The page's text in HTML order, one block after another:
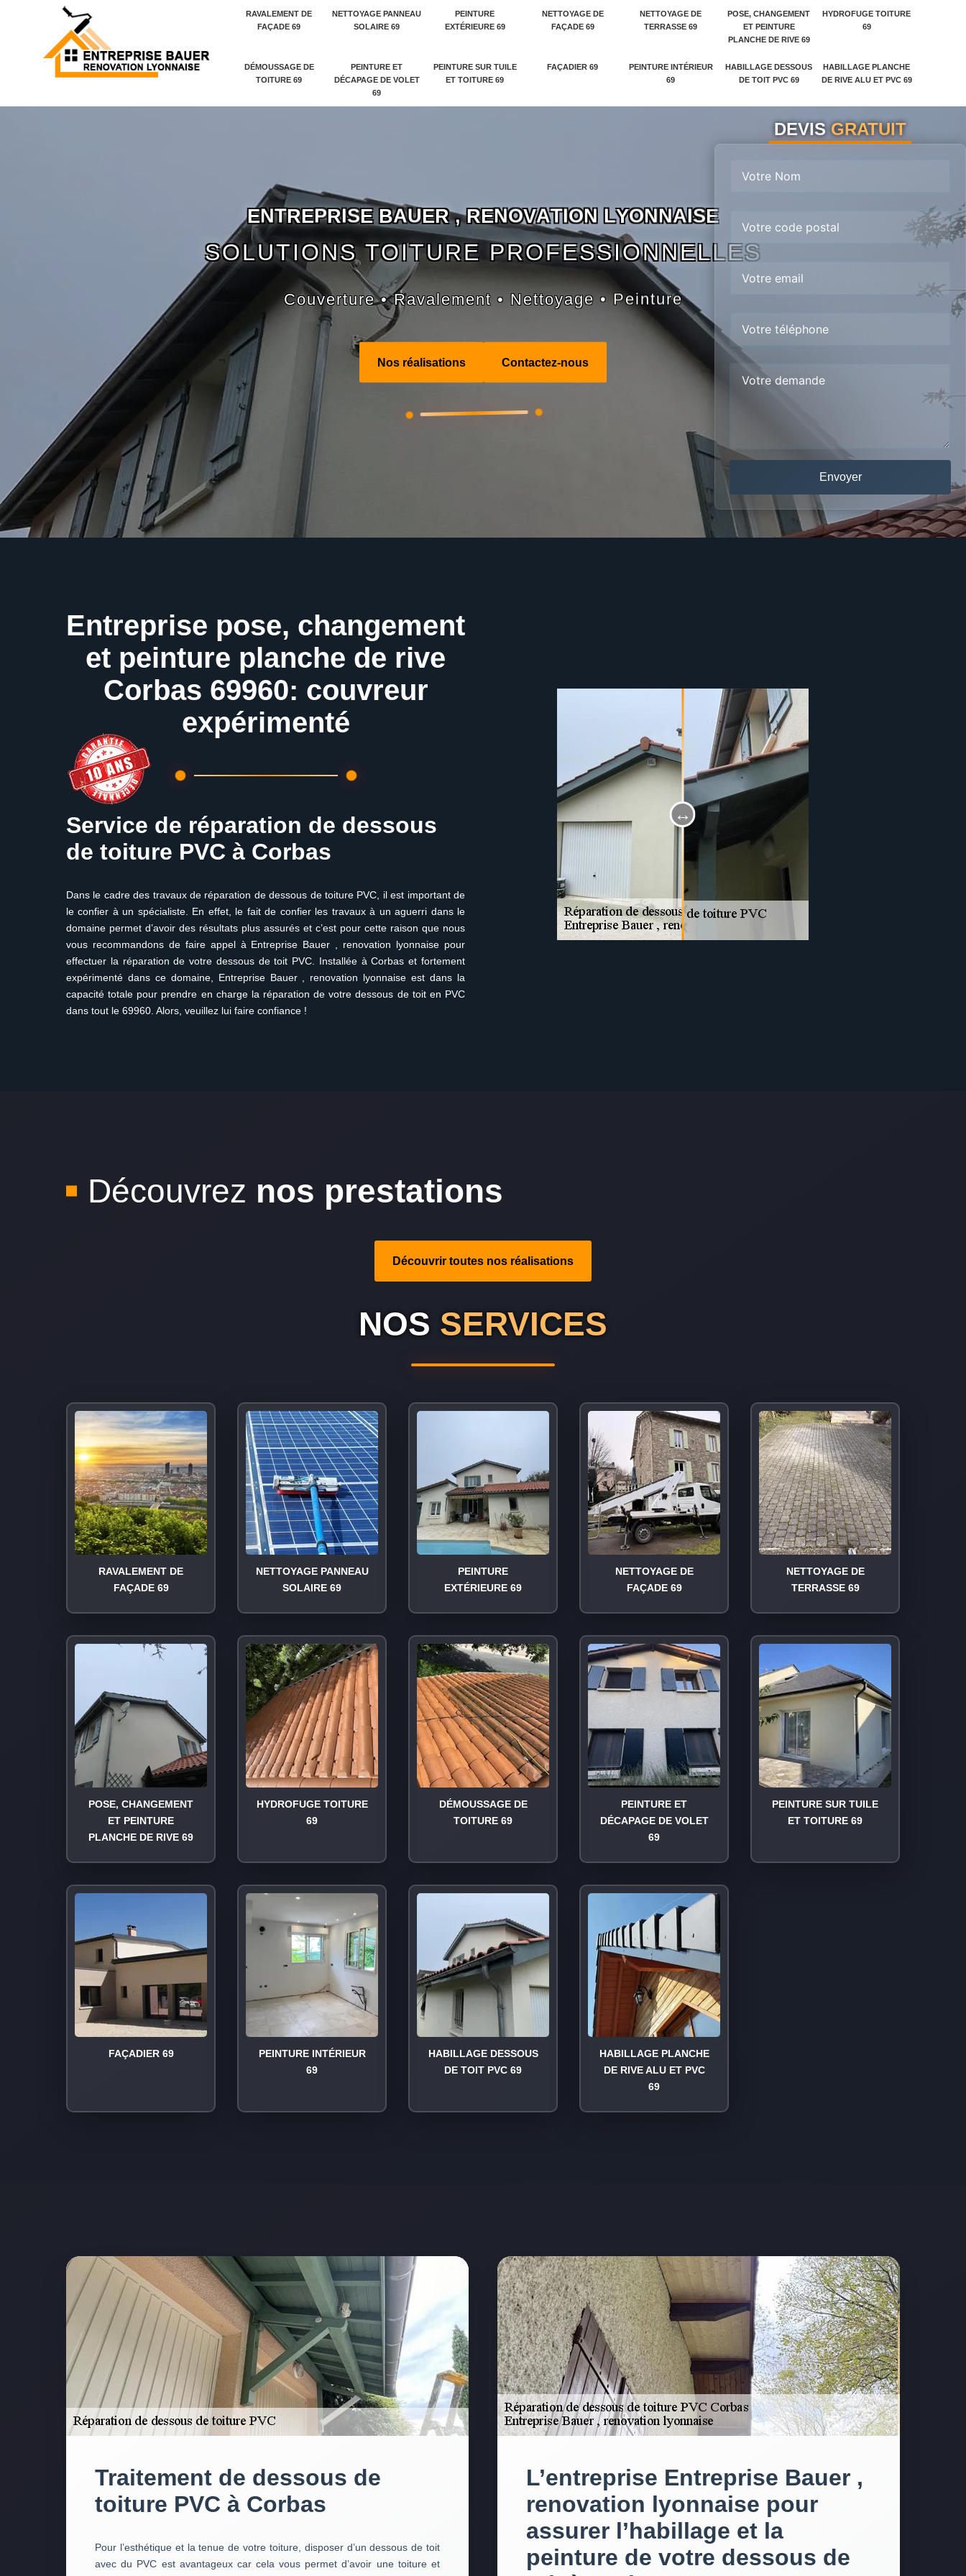
RAVALEMENT DE
FAÇADE 69
NETTOYAGE PANNEAU
SOLAIRE 69
PEINTURE
EXTÉRIEURE 69
NETTOYAGE DE
FAÇADE 69
NETTOYAGE DE
TERRASSE 69
POSE, CHANGEMENT
ET PEINTURE
PLANCHE DE RIVE 69
HYDROFUGE TOITURE
69
DÉMOUSSAGE DE
TOITURE 69
PEINTURE ET
DÉCAPAGE DE VOLET
69
PEINTURE SUR TUILE
ET TOITURE 69
FAÇADIER 69
PEINTURE INTÉRIEUR
69
HABILLAGE DESSOUS
DE TOIT PVC 69
HABILLAGE PLANCHE
DE RIVE ALU ET PVC 69
ENTREPRISE BAUER , RENOVATION LYONNAISE
SOLUTIONS TOITURE PROFESSIONNELLES
Couverture • Ravalement • Nettoyage • Peinture
Nos réalisations Contactez-nous
DEVISGRATUIT
Entreprise pose, changement
et peinture planche de rive
Corbas 69960: couvreur
expérimenté
Service de réparation de dessous
de toiture PVC à Corbas
Dans le cadre des travaux de réparation de dessous de toiture PVC, il est important de
le confier à un spécialiste. En effet, le fait de confier les travaux à un aguerri dans le
domaine permet d’avoir des résultats plus assurés et c’est pour cette raison que nous
vous recommandons de faire appel à Entreprise Bauer , renovation lyonnaise pour
effectuer la réparation de votre dessous de toit PVC. Installée à Corbas et fortement
expérimenté dans ce domaine, Entreprise Bauer , renovation lyonnaise est dans la
capacité totale pour prendre en charge la réparation de votre dessous de toit en PVC
dans tout le 69960. Alors, veuillez lui faire confiance !
Découvrez nos prestations
Découvrir toutes nos réalisations
NOS SERVICES
RAVALEMENT DE
FAÇADE 69
NETTOYAGE PANNEAU
SOLAIRE 69
PEINTURE
EXTÉRIEURE 69
NETTOYAGE DE
FAÇADE 69
NETTOYAGE DE
TERRASSE 69
POSE, CHANGEMENT
ET PEINTURE
PLANCHE DE RIVE 69
HYDROFUGE TOITURE
69
DÉMOUSSAGE DE
TOITURE 69
PEINTURE ET
DÉCAPAGE DE VOLET
69
PEINTURE SUR TUILE
ET TOITURE 69
FAÇADIER 69
PEINTURE INTÉRIEUR
69
HABILLAGE DESSOUS
DE TOIT PVC 69
HABILLAGE PLANCHE
DE RIVE ALU ET PVC
69
Traitement de dessous de
toiture PVC à Corbas
Pour l’esthétique et la tenue de votre toiture, disposer d’un dessous de toit
avec du PVC est avantageux car cela vous permet d’avoir une toiture et
L’entreprise Entreprise Bauer ,
renovation lyonnaise pour
assurer l’habillage et la
peinture de votre dessous de